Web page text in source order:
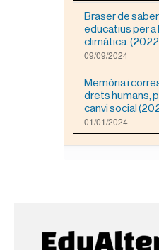
m
a
t
g
e
a
m
d
a
c
o
…
Braser de
educatius per a
climàtica.
09/09/2024
Memòria i
drets humans,
canvi social
01/01/2024